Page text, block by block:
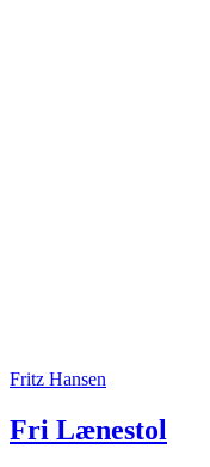
Fritz Hansen
Fri Lænestol